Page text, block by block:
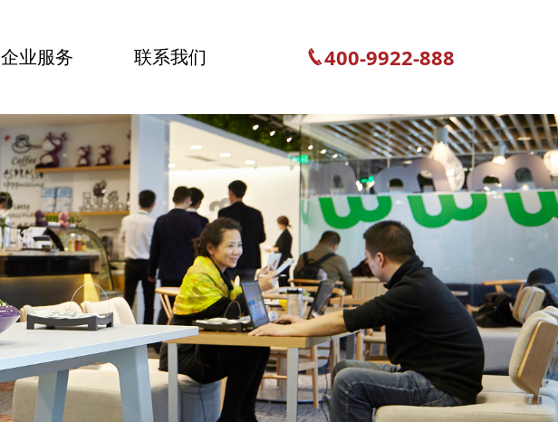
企业服务 联系我们 400-9922-888